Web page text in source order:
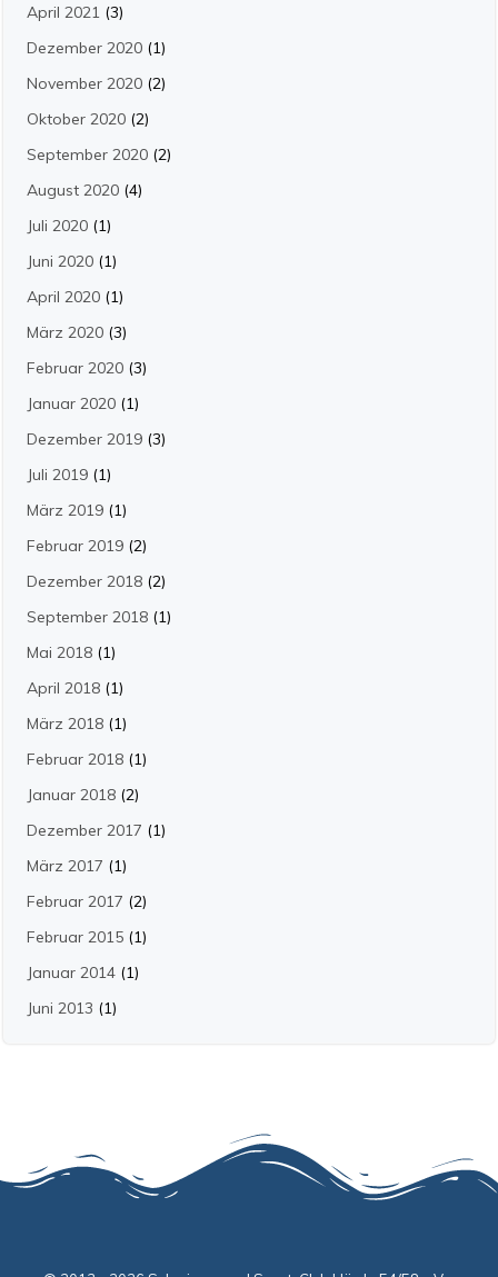
April 2021 (3)
Dezember 2020 (1)
November 2020 (2)
Oktober 2020 (2)
September 2020 (2)
August 2020 (4)
Juli 2020 (1)
Juni 2020 (1)
April 2020 (1)
März 2020 (3)
Februar 2020 (3)
Januar 2020 (1)
Dezember 2019 (3)
Juli 2019 (1)
März 2019 (1)
Februar 2019 (2)
Dezember 2018 (2)
September 2018 (1)
Mai 2018 (1)
April 2018 (1)
März 2018 (1)
Februar 2018 (1)
Januar 2018 (2)
Dezember 2017 (1)
März 2017 (1)
Februar 2017 (2)
Februar 2015 (1)
Januar 2014 (1)
Juni 2013 (1)